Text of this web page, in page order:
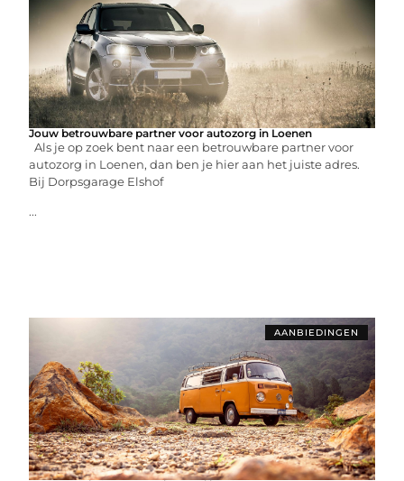
Jouw betrouwbare partner voor autozorg in Loenen
Als je op zoek bent naar een betrouwbare partner voor
autozorg in Loenen, dan ben je hier aan het juiste adres.
Bij Dorpsgarage Elshof
...
AANBIEDINGEN